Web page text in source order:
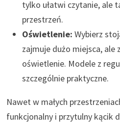
tylko ułatwi czytanie, ale
przestrzeń.
Oświetlenie: Wybierz
zajmuje dużo miejsca, ale
oświetlenie. Modele z
szczególnie praktyczne.
Nawet w małych
funkcjonalny i przytulny kącik